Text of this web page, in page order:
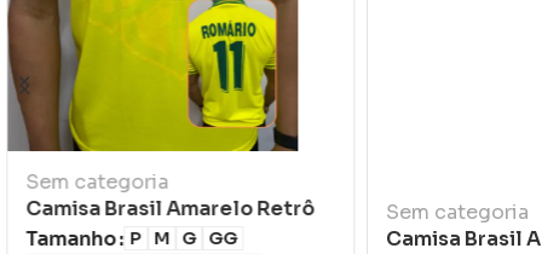
Sem categoria
Camisa Brasil Amarelo Retrô
Romário 1994
Tamanho P M G GG
Sem categoria
Camisa Brasil